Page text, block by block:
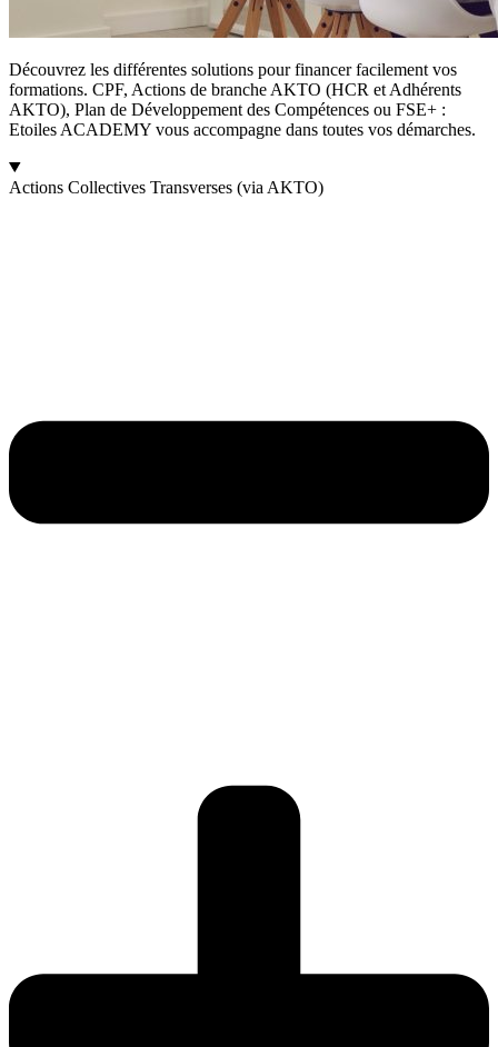
Découvrez les différentes solutions pour financer facilement vos
formations. CPF, Actions de branche AKTO (HCR et Adhérents
AKTO), Plan de Développement des Compétences ou FSE+ :
Etoiles ACADEMY vous accompagne dans toutes vos démarches.
Actions Collectives Transverses (via AKTO)